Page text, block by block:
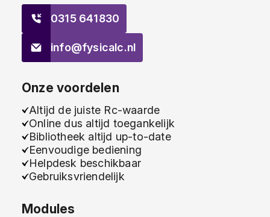
0315 641830
info@fysicalc.nl
Onze voordelen
Altijd de juiste Rc-waarde
Online dus altijd toegankelijk
Bibliotheek altijd up-to-date
Eenvoudige bediening
Helpdesk beschikbaar
Gebruiksvriendelijk
Modules